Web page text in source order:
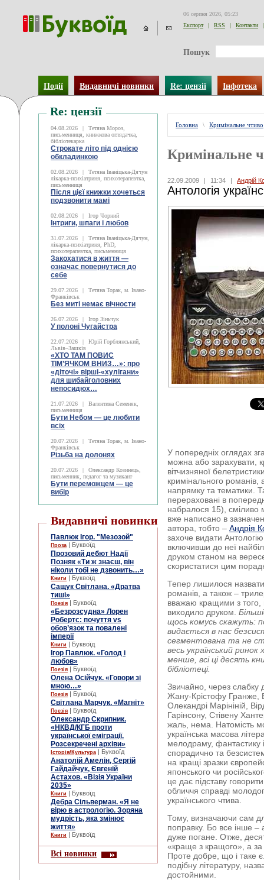
06 серпня 2026, 05:23
Експорт
| RSS | Контакти |
Пошук
Події Видавничі новинки Re: цензії Інфотека
Re: цензії
04.08.2026 |
Тетяна Мороз,
письменниця, книжкова оглядачка,
бібліотекарка
Строкате літо під однією
обкладинкою
02.08.2026 |
Тетяна Іваніцька-Дячун
лікарка-психіатриня, психотерапевтка,
письменниця
Після цієї книжки хочеться
подзвонити мамі
02.08.2026 | Ігор Чорний
Інтриги, шпаги і любов
31.07.2026 |
Тетяна Іваніцька-Дячун,
лікарка-психіатриня, PhD,
психотерапевтка, письменниця
Закохатися в життя —
означає повернутися до
себе
29.07.2026 |
Тетяна Торак, м. Івано-
Франківськ
Без миті немає вічности
26.07.2026 | Ігор Зіньчук
У полоні Чугайстра
22.07.2026 |
Юрій Горблянський,
Львів–Зашків
«ХТО ТАМ ПОВИС
ТІМ’ЯЧКОМ ВНИЗ…»: про
«діточі» вірші-«хулігани»
для шибайголовних
непосидюх…
21.07.2026 |
Валентина Семеняк,
письменниця
Бути Небом ― це любити
всіх
20.07.2026 |
Тетяна Торак, м. Івано-
Франківськ
Різьба на долонях
20.07.2026 |
Олександр Козинець,
письменник, педагог та музикант
Бути переможцем — це
вибір
Видавничі новинки
Павлюк Ігор. "Мезозой"
Проза | Буквоїд
Прозовий дебют Надії
Позняк «Ти ж знаєш, він
ніколи тобі не дзвонить…»
Книги | Буквоїд
Сащук Світлана. «Дратва
тиші»
Поезія | Буквоїд
«Безрозсудна» Лорен
Робертс: почуття vs
обов’язок та повалені
імперії
Книги | Буквоїд
Ігор Павлюк. «Голод і
любов»
Поезія | Буквоїд
Олена Осійчук. «Говори зі
мною…»
Поезія | Буквоїд
Світлана Марчук. «Магніт»
Поезія | Буквоїд
Олександр Скрипник.
«НКВД/КГБ проти
української еміграції.
Розсекречені архіви»
Історія/Культура | Буквоїд
Анатолій Амелін, Сергій
Гайдайчук, Євгеній
Астахов. «Візія України
2035»
Книги | Буквоїд
Дебра Сільверман. «Я не
вірю в астрологію. Зоряна
мудрість, яка змінює
життя»
Книги | Буквоїд
Всі новинки
Головна \ Кримінальне чтиво
Кримінальне
22.09.2009 | 11:34 | Андрій
Антологія
У попередніх оглядах
можна або зарахувати,
вітчизняної
кримінального романів,
напрямку та тематики.
перераховані в
набралося 15), сміливо
вже написано в
автора, тобто – Андрія
захоче видати
включивши до неї
друком станом на
скористатися цим
Тепер лишилося
романів, а також –
вважаю кращими з того,
виходило друком.
щось комусь скажуть:
видається в нас
сегментована та не
весь український
менше, всі ці десять
бібліотеці.
Звичайно, через слабку
Жану-Крістофу Гранже,
Олекандрі Марініній,
Гарінсону, Стівену
жаль, нема. Натомість
українська масова
мелодраму, фантастику
спорадично та
на кращі зразки
японського чи
це дає підставу
обличчя справді
українського чтива.
Тому, визначаючи сам
поправку. Бо все інше –
дуже погане. Отже,
«краще з кращого», а
Проте добре, що і таке
подібну літературу,
достойними.